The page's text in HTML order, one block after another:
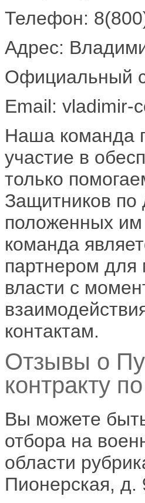
Телефон:
Адрес:
Официальный
Email: vladimir-
Наша команда
участие в
только
Защитников
положенных
команда
партнером
власти с
контактам.
Отзывы о
контракту
Вы можете
отбора на
области
Пионерская, д.